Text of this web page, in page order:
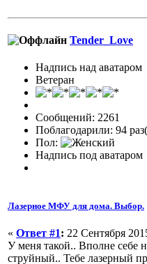
Tender_Love
Надпись над аватаром
Ветеран
Сообщений: 2261
Поблагодарили: 94
Пол:
Надпись под аватаром
Лазерное МФУ для дома. Выбор.
« Ответ #1: 22 Сентября
У меня такой.. Вполне себе
струйный.. Тебе лазерный